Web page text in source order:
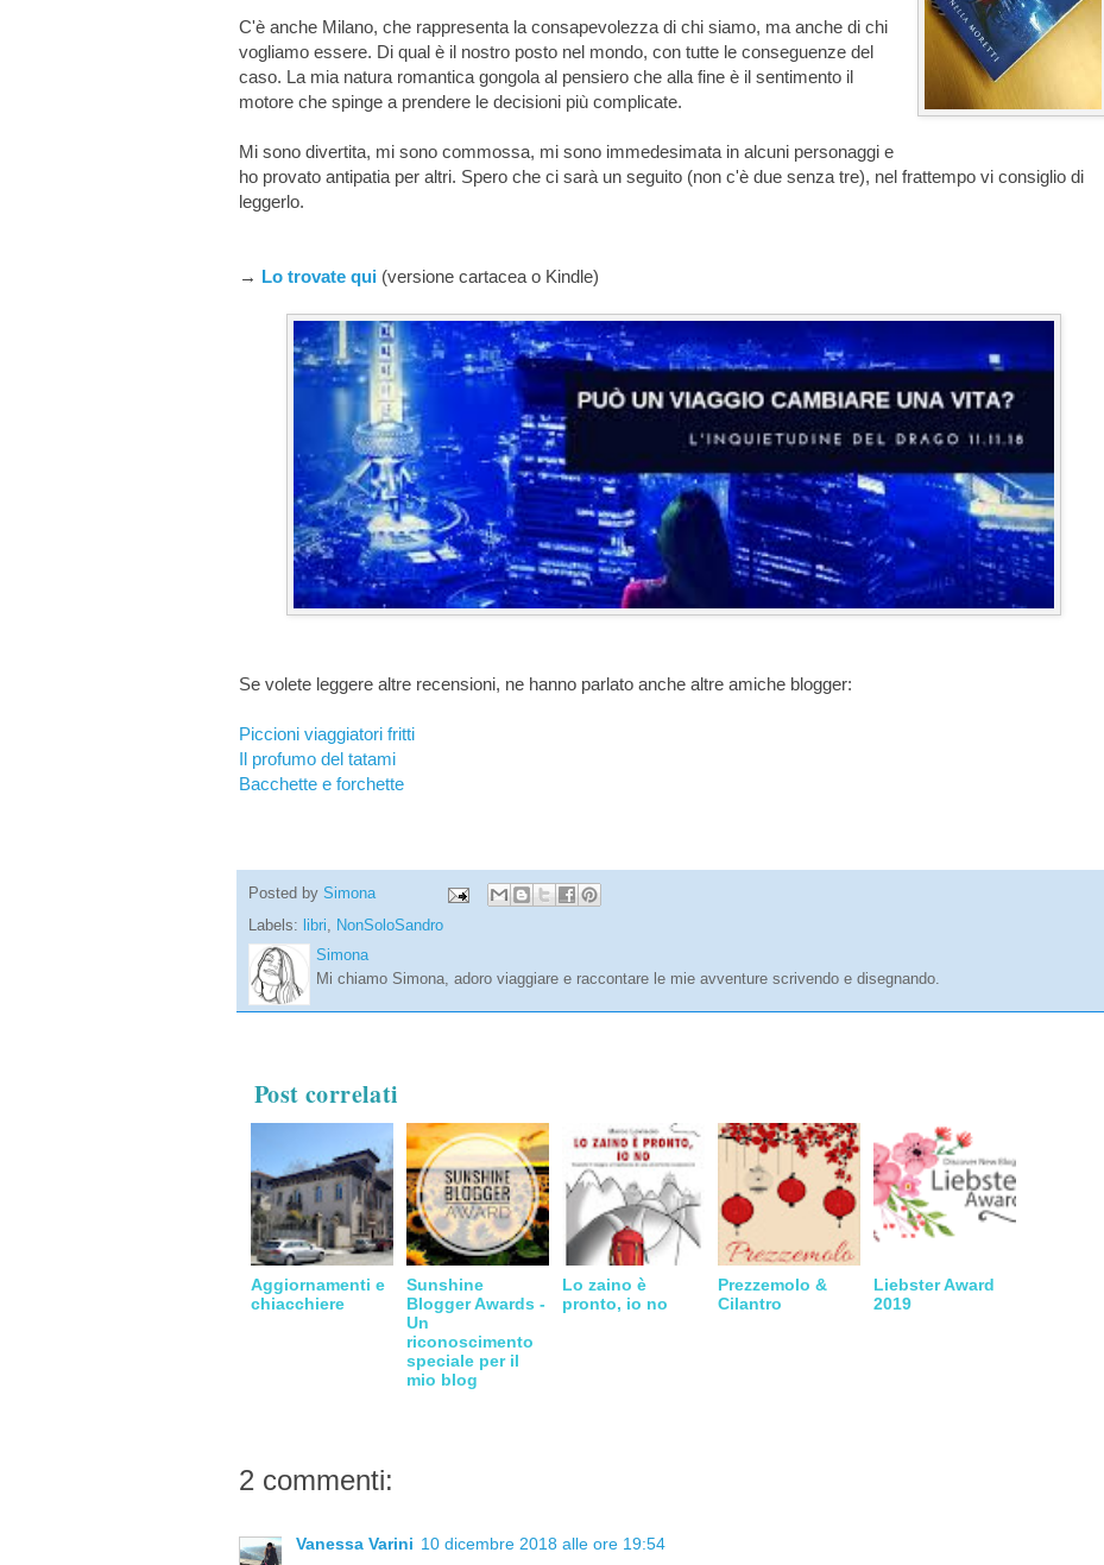
C'è anche Milano, che rappresenta la consapevolezza di chi siamo, ma anche di chi
vogliamo essere. Di qual è il nostro posto nel mondo, con tutte le conseguenze del
caso. La mia natura romantica gongola al pensiero che alla fine è il sentimento il
motore che spinge a prendere le decisioni più complicate.
Mi sono divertita, mi sono commossa, mi sono immedesimata in alcuni personaggi e
ho provato antipatia per altri. Spero che ci sarà un seguito (non c'è due senza tre), nel frattempo vi consiglio di
leggerlo.
→ Lo trovate qui (versione cartacea o Kindle)
Se volete leggere altre recensioni, ne hanno parlato anche altre amiche blogger:
Piccioni viaggiatori fritti
Il profumo del tatami
Bacchette e forchette
Posted by Simona
Labels:
libri, NonSoloSandro
Simona
Mi chiamo Simona, adoro viaggiare e raccontare le mie avventure scrivendo e disegnando.
Post correlati
Aggiornamenti e
chiacchiere
Sunshine
Blogger Awards -
Un
riconoscimento
speciale per il
mio blog
Lo zaino è
pronto, io no
Prezzemolo &
Cilantro
Liebster Award
2019
2 commenti:
Vanessa Varini 10 dicembre 2018 alle ore 19:54